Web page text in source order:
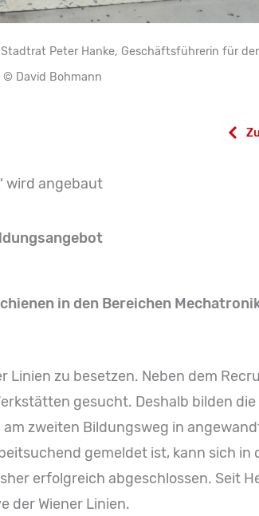
Peter Hanke, Geschäftsführerin für
© David Bohmann
wird angebaut
in den Bereichen
Linien zu besetzen. Neben dem
gesucht. Deshalb bilden die
zweiten Bildungsweg in
gemeldet ist, kann sich in
erfolgreich abgeschlossen. Seit
der Wiener Linien.